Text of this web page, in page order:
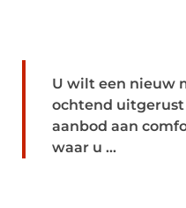
U wilt een nieuw
ochtend
aanbod aan
waar u ...